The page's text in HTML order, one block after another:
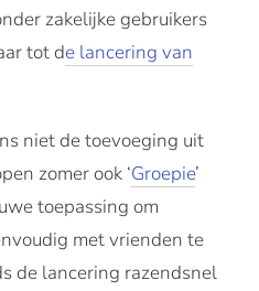
zakelijke gebruikers
tot de lancering van
niet de toevoeging uit
zomer ook ‘Groepie’
toepassing om
met vrienden te
de lancering razendsnel